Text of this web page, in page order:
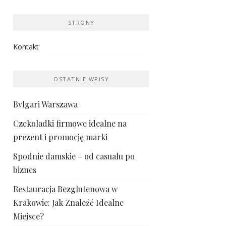
STRONY
Kontakt
OSTATNIE WPISY
Bvlgari Warszawa
Czekoladki firmowe idealne na
prezent i promocję marki
Spodnie damskie – od casualu po
biznes
Restauracja Bezglutenowa w
Krakowie: Jak Znaleźć Idealne
Miejsce?